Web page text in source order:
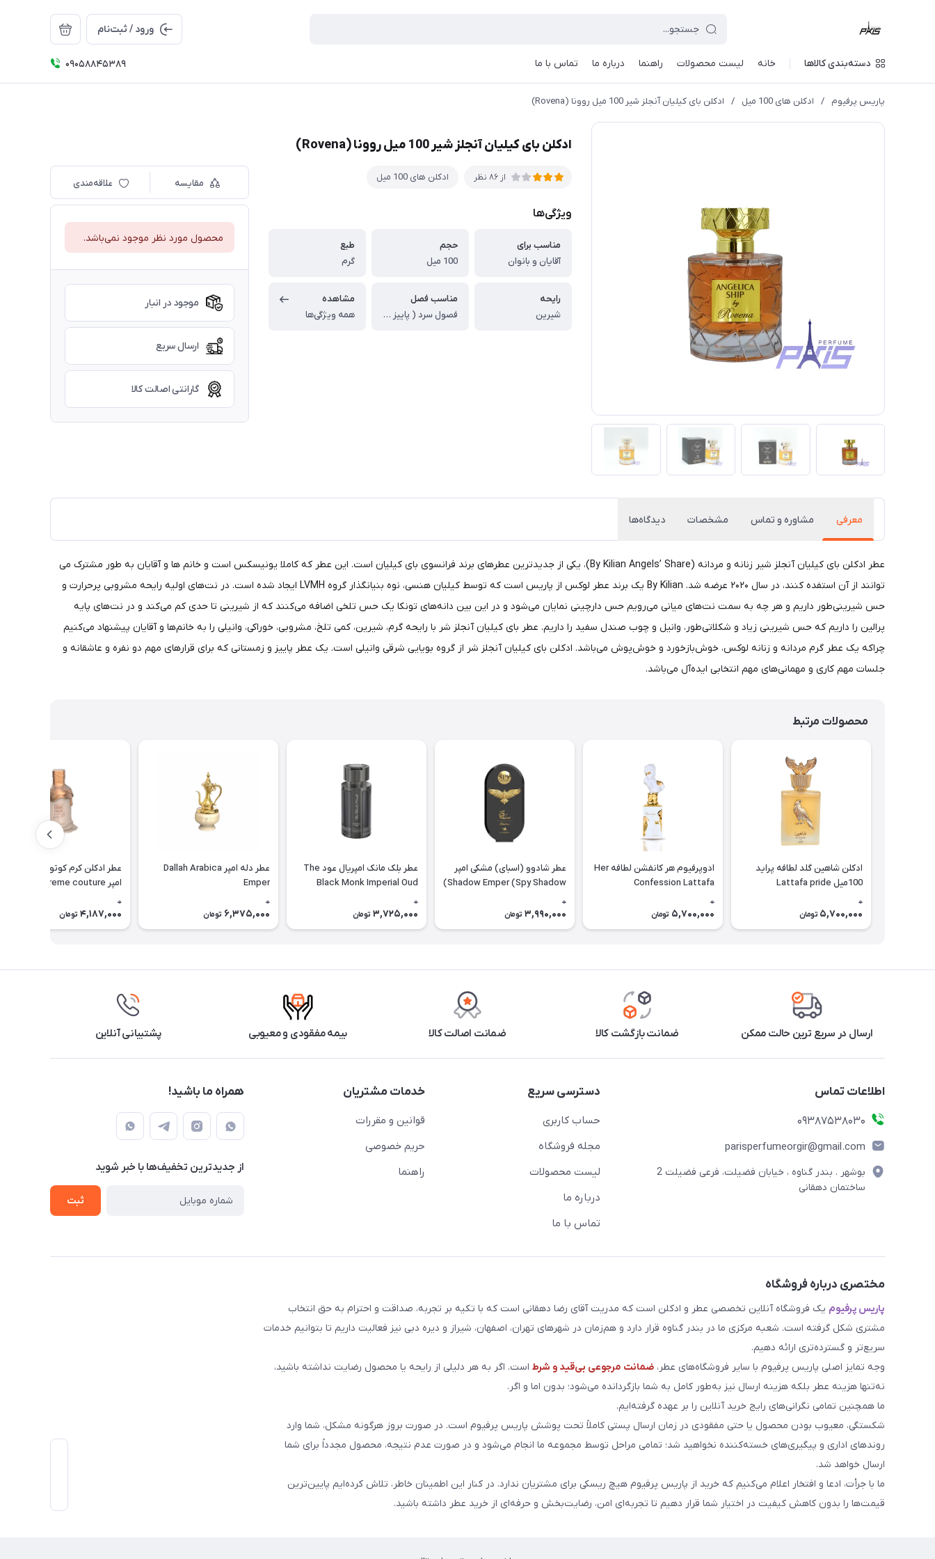
ورود / ثبت‌نام
دسته‌بندی کالاها خانه لیست محصولات راهنما درباره ما تماس با ما 09058845389
پاریس پرفیوم / ادکلن های 100 میل / ادکلن بای کیلیان آنجلز شیر 100 میل روونا (Rovena)
ادکلن بای کیلیان آنجلز شیر 100 میل روونا (Rovena)
از 86 نظر ادکلن های 100 میل
ویژگی‌ها
مناسب برای
آقایان و بانوان
حجم
100 میل
طبع
گرم
رایحه
شیرین
مناسب فصل
فصول سرد ( پاییز زمستان)
مشاهده
همه ویژگی‌ها
مقایسه علاقه‌مندی
محصول مورد نظر موجود نمی‌باشد.
موجود در انبار
ارسال سریع
گارانتی اصالت کالا
معرفی مشاوره و تماس مشخصات دیدگاه‌ها
عطر ادکلن بای کیلیان آنجلز شیر زنانه و مردانه (By Kilian Angels’ Share)، یکی از جدیدترین عطرهای برند فرانسوی بای کیلیان است. این عطر که کاملا یونیسکس است و خانم ها و آقایان به طور مشترک می
توانند از آن استفده کنند، در سال ۲۰۲۰ عرضه شد. By Kilian یک برند عطر لوکس از پاریس است که توسط کیلیان هنسی، نوه بنیانگذار گروه LVMH ایجاد شده است. در نت‌های اولیه رایحه مشروبی پرحرارت و
حس شیرینی‌طور داریم و هر چه به سمت نت‌های میانی می‌رویم حس دارچینی نمایان می‌شود و در این بین دانه‌های تونکا یک حس تلخی اضافه می‌کنند که از شیرینی تا حدی کم می‌کند و در نت‌های پایه
پرالین را داریم که حس شیرینی زیاد و شکلاتی‌طور، وانیل و چوب صندل سفید را داریم. عطر بای کیلیان آنجلز شر با رایحه گرم، شیرین، کمی تلخ، مشروبی، خوراکی، وانیلی را به خانم‌ها و آقایان پیشنهاد می‌کنیم
چراکه یک عطر گرم مردانه و زنانه لوکس، خوش‌بازخورد و خوش‌پوش می‌باشد. ادکلن بای کیلیان آنجلز شر از گروه بویایی شرقی وانیلی است. یک عطر پاییز و زمستانی که برای قرارهای مهم دو نفره و عاشقانه و
جلسات مهم کاری و مهمانی‌های مهم انتخابی ایده‌آل می‌باشد.
محصولات مرتبط
ادکلن شاهین گلد لطافه پراید
100میل Lattafa pride
0
5,700,000 تومان
ادوپرفیوم هر کانفشن لطافه Her
Confession Lattafa
0
5,700,000 تومان
عطر شادوو (اسبای) مشکی امپر
Shadow Emper (Spy Shadow)
0
3,990,000 تومان
عطر بلک مانک امپریال عود The
Black Monk Imperial Oud
0
3,725,000 تومان
عطر دله امپر Dallah Arabica
Emper
0
6,375,000 تومان
عطر ادکلن کرم کوتور لاولی لاته
امپر emper creme couture
0
4,187,000 تومان
ارسال در سریع ترین حالت ممکن ضمانت بازگشت کالا ضمانت اصالت کالا بیمه مفقودی و معیوبی پشتیبانی آنلاین
اطلاعات تماس
09387538030
parisperfumeorgir@gmail.com
بوشهر . بندر گناوه ، خیابان فضیلت، فرعی فضیلت 2
ساختمان دهقانی
دسترسی سریع
حساب کاربری
مجله فروشگاه
لیست محصولات
درباره ما
تماس با ما
خدمات مشتریان
قوانین و مقررات
حریم خصوصی
راهنما
همراه ما باشید!
از جدید‌ترین تخفیف‌ها با‌ خبر شوید
ثبت
مختصری درباره فروشگاه
پاریس پرفیوم یک فروشگاه آنلاین تخصصی عطر و ادکلن است که مدریت آقای رضا دهقانی است که با تکیه بر تجربه، صداقت و احترام به حق انتخاب
مشتری شکل گرفته است. شعبه مرکزی ما در بندر گناوه قرار دارد و هم‌زمان در شهرهای تهران، اصفهان، شیراز و دیره دبی نیز فعالیت داریم تا بتوانیم خدمات
سریع‌تر و گسترده‌تری ارائه دهیم.
وجه تمایز اصلی پاریس پرفیوم با سایر فروشگاه‌های عطر، ضمانت مرجوعی بی‌قید و شرط است. اگر به هر دلیلی از رایحه یا محصول رضایت نداشته باشید،
نه‌تنها هزینه عطر بلکه هزینه ارسال نیز به‌طور کامل به شما بازگردانده می‌شود؛ بدون اما و اگر.
ما همچنین تمامی نگرانی‌های رایج خرید آنلاین را بر عهده گرفته‌ایم.
شکستگی، معیوب بودن محصول یا حتی مفقودی در زمان ارسال پستی کاملاً تحت پوشش پاریس پرفیوم است. در صورت بروز هرگونه مشکل، شما وارد
روندهای اداری و پیگیری‌های خسته‌کننده نخواهید شد؛ تمامی مراحل توسط مجموعه ما انجام می‌شود و در صورت عدم نتیجه، محصول مجدداً برای شما
ارسال خواهد شد.
ما با جرأت، ادعا و افتخار اعلام می‌کنیم که خرید از پاریس پرفیوم هیچ ریسکی برای مشتریان ندارد. در کنار این اطمینان خاطر، تلاش کرده‌ایم پایین‌ترین
قیمت‌ها را بدون کاهش کیفیت در اختیار شما قرار دهیم تا تجربه‌ای امن، رضایت‌بخش و حرفه‌ای از خرید عطر داشته باشید.